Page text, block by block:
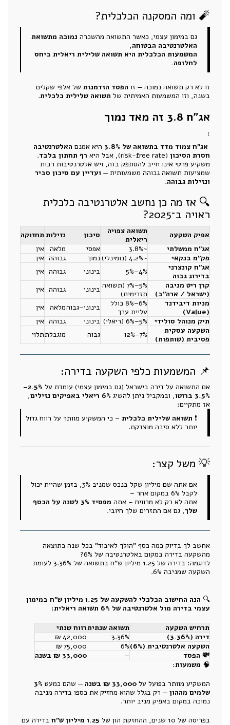
🧨 ומה המסקנה הכלכלית?
גם במימון עצמי, כאשר התשואה מהשכרה נמוכה מתשואת
האלטרנטיבה הבטוחה,
המשמעות הכלכלית היא תשואה שלילית ריאלית ביחס
לחלופה.
זו לא רק תשואה נמוכה — זו הפסד הזדמנות של אלפי שקלים
בשנה, וזו המשמעות האמיתית של תשואה שלילית כלכלית.
אג"ח 3.8 זה מאד נמוך
:
אג"ח צמוד מדד בתשואה של 3.8%
היא אמנם האלטרנטיבה
חסרת הסיכון (risk-free rate), אבל היא רף תחתון בלבד.
משקיע פרטי אינו חייב להסתפק בזה, ויש אלטרנטיבות רבות
שמציעות תשואה גבוהה משמעותית — ועדיין עם סיכון סביר
ונזילות גבוהה.
🔍 אז מה כן נחשב אלטרנטיבה כלכלית
ראויה ב־2025?
אפיק השקעה
תשואה צפויה
ריאלית
סיכון נזילות תחזוקה
אג"ח ממשלתי
~3.8% אפסי מלאה אין
פק"מ בנקאי
~4.2% (נומינלי) נמוך גבוהה אין
אג"ח קונצרני
בדירוג גבוה
4%–5% בינוני גבוהה אין
קרן ריט מניבה
(ישראל / ארה"ב)
5%–7% (תשואה
תזרימית)
בינוני גבוהה אין
מניות דיבידנד
(Value)
6%–8% כולל
עליית ערך
בינוני–גבוהמלאה אין
תיק מנוהל סולידי
5%–6% (ריאלי) בינוני גבוהה אין
השקעה עסקית
פסיבית (שותפות)
7%–12% גבוה מוגבלתתלוי
📌 המשמעות כלפי השקעה בדירה:
אם התשואה על דירה בישראל (גם במימון עצמי) עומדת על
2.5%–
3.5% ברוטו
, ובמקביל ניתן להשיג 6% ריאלי באפיקים נזילים
,
אז מתקיים:
❗ תשואה שלילית כלכלית – כי המשקיע מוותר על רווח גדול
יותר ללא סיבה מוצדקת.
💡 משל קצר:
אם אתה שם מיליון שקל בנכס שמניב 3%, בזמן שהיית יכול
לקבל 6% במקום אחר –
אתה לא רק לא מרוויח – אתה
מפסיד 3% לשנה על הכסף
שלך, גם אם התזרים שלך חיובי.
אחשב לך בדיוק כמה כסף "הולך לאיבוד" בכל שנה כתוצאה
מהשקעה בדירה במקום באלטרנטיבה של 6%?
לדוגמה: בדירה של 1.25 מיליון ש"ח בתשואה של 3.36% לעומת
השקעה שמניבה 6%.
🔍
הנה החישוב הכלכלי להשקעה של 1.25 מיליון ש"ח במימון
עצמי בדירה מול אלטרנטיבה של 6% תשואה ריאלית:
תרחיש השקעה
תשואה שנתיתרווח שנתי
דירה (3.36%)
3.36%
42,000 ₪
השקעה אלטרנטיבית (6%)
6%
75,000 ₪
💸 הפסד
–
33,000 ₪ בשנה
🧠 משמעות:
המשקיע מוותר בפועל על 33,000 ₪ בשנה — שהם כמעט 3%
שלמים מההון — רק בגלל שהוא מחזיק את כספו בדירה מניבה
נמוכה במקום באפיק מניב יותר.
בפריסה של 10 שנים, ההחזקת הון של
1.25 מיליון ש"ח
בדירה עם